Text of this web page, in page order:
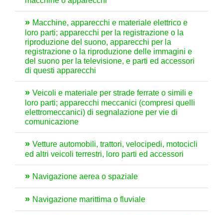
Macchine, apparecchi e materiale elettrico e
loro parti; apparecchi per la registrazione o la
riproduzione del suono, apparecchi per la
registrazione o la riproduzione delle immagini e
del suono per la televisione, e parti ed accessori
di questi apparecchi
Veicoli e materiale per strade ferrate o simili e
loro parti; apparecchi meccanici (compresi quelli
elettromeccanici) di segnalazione per vie di
comunicazione
Vetture automobili, trattori, velocipedi, motocicli
ed altri veicoli terrestri, loro parti ed accessori
Navigazione aerea o spaziale
Navigazione marittima o fluviale